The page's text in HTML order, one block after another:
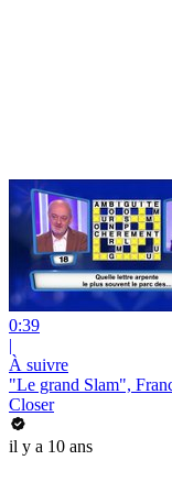
0:39
|
À suivre
"Le grand Slam",
Closer
il y a 10 ans